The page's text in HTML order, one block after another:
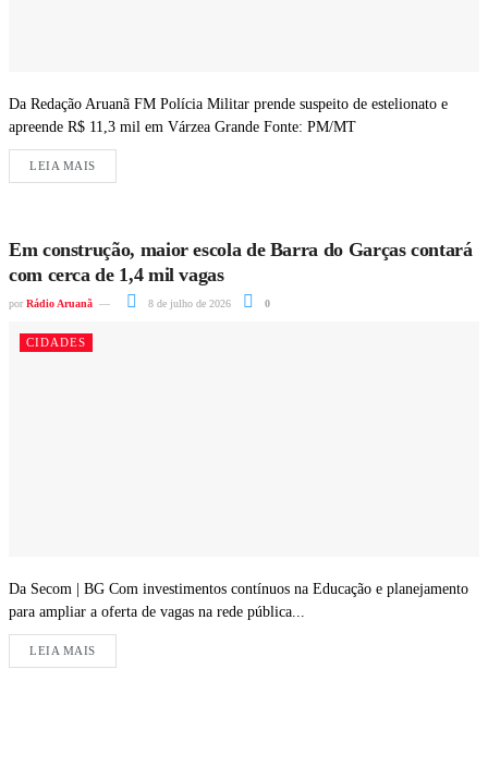
Da Redação Aruanã FM Polícia Militar prende suspeito de estelionato e
apreende R$ 11,3 mil em Várzea Grande Fonte: PM/MT
LEIA MAIS
Em construção, maior escola de Barra do Garças contará
com cerca de 1,4 mil vagas
por Rádio Aruanã 8 de julho de 2026 0
CIDADES
Da Secom | BG Com investimentos contínuos na Educação e planejamento
para ampliar a oferta de vagas na rede pública...
LEIA MAIS